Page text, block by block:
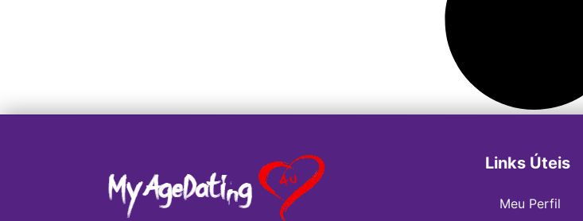
Links Úteis
Meu Perfil